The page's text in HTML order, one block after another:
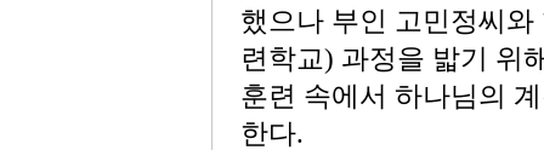
했으나 부인 고민정씨
련학교) 과정을 밟기 위
훈련 속에서 하나님의
한다.